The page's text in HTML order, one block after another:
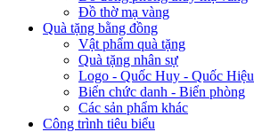
Đồ thờ mạ vàng
Quà tặng bằng đồng
Vật phẩm quà tặng
Quà tặng nhân sự
Logo - Quốc Huy - Quốc Hiệu
Biển chức danh - Biển phòng
Các sản phẩm khác
Công trình tiêu biểu